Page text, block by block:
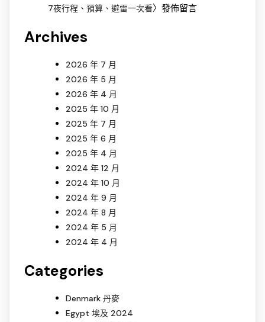
7夜行程、預算、避雷一次看〉發佈留言
Archives
2026 年 7 月
2026 年 5 月
2026 年 4 月
2025 年 10 月
2025 年 7 月
2025 年 6 月
2025 年 4 月
2024 年 12 月
2024 年 10 月
2024 年 9 月
2024 年 8 月
2024 年 5 月
2024 年 4 月
Categories
Denmark 丹麥
Egypt 埃及 2024